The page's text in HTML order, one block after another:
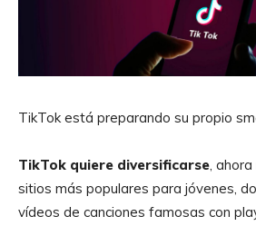
TikTok está preparando su propio
TikTok quiere diversificarse,
sitios más populares para jóvenes,
vídeos de canciones famosas con